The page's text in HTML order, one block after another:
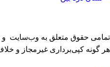
تمامی حقوق متعلق به وب‌سایت و
هر گونه کپی‌برداری غیرمجاز و